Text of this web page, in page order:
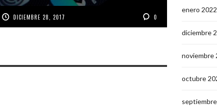
DICIEMBRE 28, 2017 0
enero 2022
diciembre
noviembre
octubre